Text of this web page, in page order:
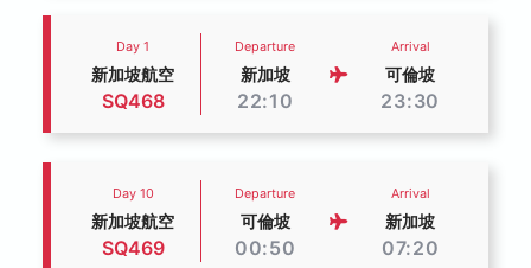
Day 1
新加坡航空
SQ468
Departure
新加坡
22:10
Arrival
可倫坡
23:30
Day 10
新加坡航空
SQ469
Departure
可倫坡
00:50
Arrival
新加坡
07:20